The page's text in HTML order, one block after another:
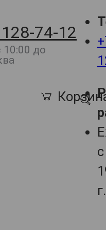
74-12
10:00 до